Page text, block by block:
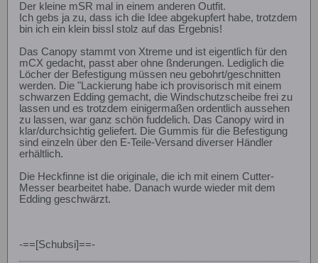
Der kleine mSR mal in einem anderen Outfit.
Ich gebs ja zu, dass ich die Idee abgekupfert habe, trotzdem
bin ich ein klein bissl stolz auf das Ergebnis!
Das Canopy stammt von Xtreme und ist eigentlich für den
mCX gedacht, passt aber ohne ßnderungen. Lediglich die
Löcher der Befestigung müssen neu gebohrt/geschnitten
werden. Die "Lackierung habe ich provisorisch mit einem
schwarzen Edding gemacht, die Windschutzscheibe frei zu
lassen und es trotzdem einigermaßen ordentlich aussehen
zu lassen, war ganz schön fuddelich. Das Canopy wird in
klar/durchsichtig geliefert. Die Gummis für die Befestigung
sind einzeln über den E-Teile-Versand diverser Händler
erhältlich.
Die Heckfinne ist die originale, die ich mit einem Cutter-
Messer bearbeitet habe. Danach wurde wieder mit dem
Edding geschwärzt.
-==[Schubsi]==-